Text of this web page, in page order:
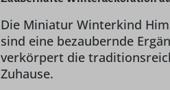
Die Miniatur Winterkind
sind eine bezaubernde
verkörpert die
Zuhause.